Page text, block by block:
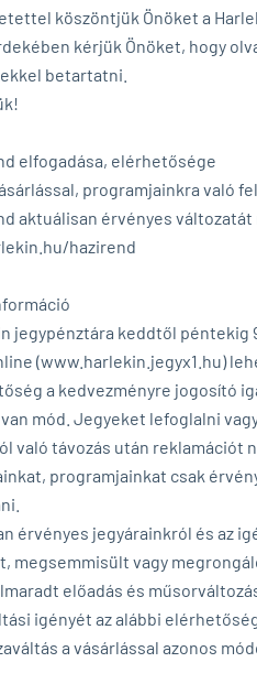
köszöntjük Önöket a
kérjük Önöket, hogy
betartatni.
elfogadása, elérhetősége
programjainkra való
aktuálisan érvényes
hazirend
jegypénztára keddtől péntekig
(www.harlekin.jegyx1.hu)
a kedvezményre jogosító
mód. Jegyeket lefoglalni
való távozás után reklamációt
programjainkat csak
érvényes jegyárainkról és az
megsemmisült vagy
előadás és
igényét az alábbi
a vásárlással azonos